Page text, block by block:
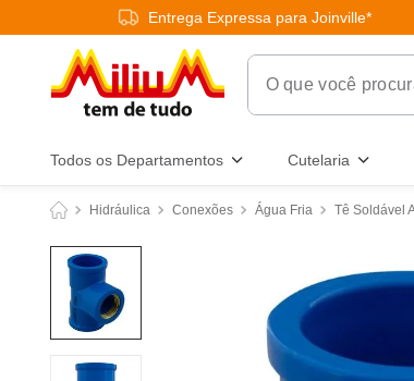
Entrega Expressa para Joinville*
O que você procura?
Todos os Departamentos Cutelaria
Hidráulica Conexões Água Fria Tê Soldável
4º frigideira multiflon
5 garrafa térmica